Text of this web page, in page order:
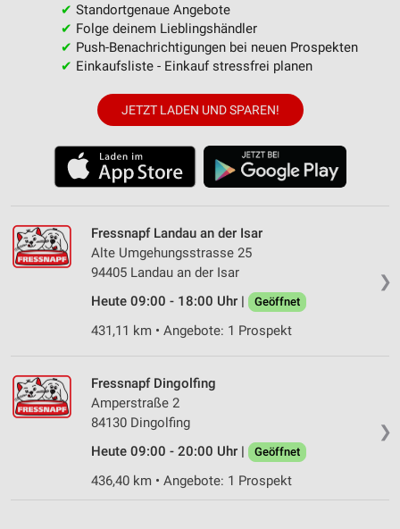
✔ Standortgenaue Angebote
✔ Folge deinem Lieblingshändler
✔ Push-Benachrichtigungen bei neuen Prospekten
✔ Einkaufsliste - Einkauf stressfrei planen
JETZT LADEN UND SPAREN!
❯
Fressnapf Landau an der Isar
Alte Umgehungsstrasse 25
94405 Landau an der Isar
Heute 09:00 - 18:00 Uhr |
Geöffnet
431,11 km • Angebote: 1 Prospekt
❯
Fressnapf Dingolfing
Amperstraße 2
84130 Dingolfing
Heute 09:00 - 20:00 Uhr |
Geöffnet
436,40 km • Angebote: 1 Prospekt